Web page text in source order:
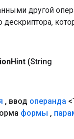
другой
дескриптора,
Hint (String
, ввод операнда
формы ,